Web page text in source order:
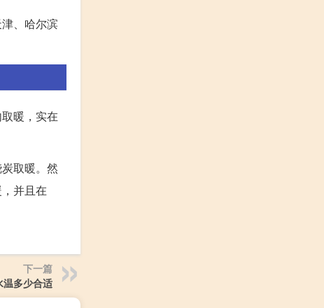
、哈尔滨
暖，实在
取暖。然
并且在
下一篇
温多少合适